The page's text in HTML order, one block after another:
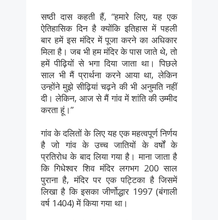
सष्ठी दास कहती हैं, “हमारे लिए, यह एक
ऐतिहासिक दिन है क्योंकि इतिहास में पहली
बार हमें इस मंदिर में पूजा करने का अधिकार
मिला है। जब भी हम मंदिर के पास जाते थे, तो
हमें पीढ़ियों से भगा दिया जाता था। पिछले
साल भी मैं प्रार्थना करने आया था, लेकिन
उन्होंने मुझे सीढ़ियां चढ़ने की भी अनुमति नहीं
दी। लेकिन, आज से मैं गांव में शांति की उम्मीद
करता हूं।”
गांव के दलितों के लिए यह एक महत्वपूर्ण निर्णय
है जो गांव के उच्च जातियों के वर्षों के
प्रतिरोध के बाद लिया गया है। माना जाता है
कि गिधेश्वर शिव मंदिर लगभग 200 साल
पुराना है, मंदिर पर एक पट्टिका है जिसमें
लिखा है कि इसका जीर्णोद्धार 1997 (बंगाली
वर्ष 1404) में किया गया था।